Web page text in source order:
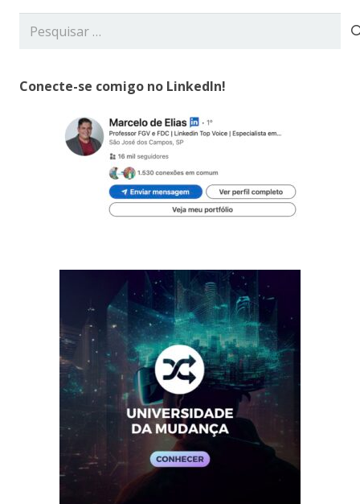
Pesquisar
Conecte-se comigo no LinkedIn!